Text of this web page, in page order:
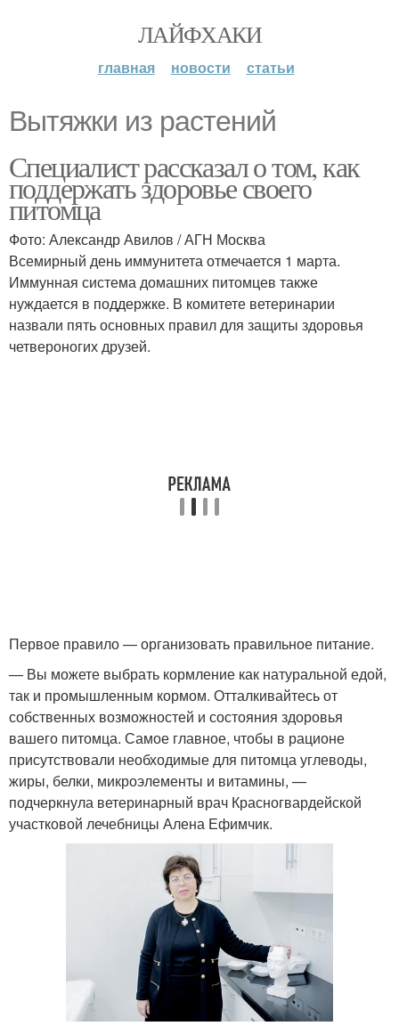
ЛАЙФХАКИ
главная новости статьи
Вытяжки из растений
Специалист рассказал о том, как
поддержать здоровье своего
питомца
Фото: Александр Авилов / АГН Москва
Всемирный день иммунитета отмечается 1 марта.
Иммунная система домашних питомцев также
нуждается в поддержке. В комитете ветеринарии
назвали пять основных правил для защиты здоровья
четвероногих друзей.
Первое правило — организовать правильное питание.
— Вы можете выбрать кормление как натуральной едой,
так и промышленным кормом. Отталкивайтесь от
собственных возможностей и состояния здоровья
вашего питомца. Самое главное, чтобы в рационе
присутствовали необходимые для питомца углеводы,
жиры, белки, микроэлементы и витамины, —
подчеркнула ветеринарный врач Красногвардейской
участковой лечебницы Алена Ефимчик.